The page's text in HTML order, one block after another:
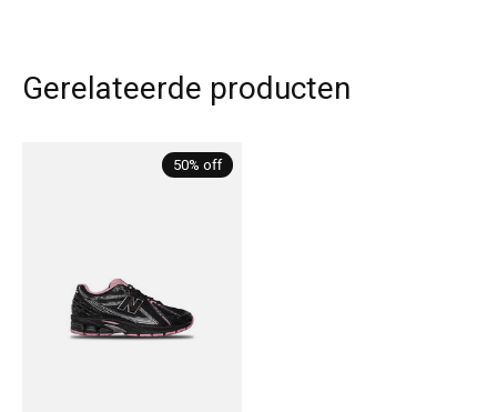
Gerelateerde producten
50% off